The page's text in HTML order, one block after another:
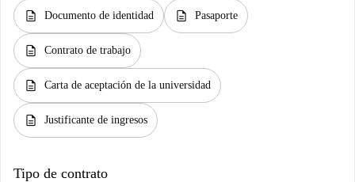
description Documento de identidad description Pasaporte
description Contrato de trabajo
description Carta de aceptación de la universidad
description Justificante de ingresos
Tipo de contrato